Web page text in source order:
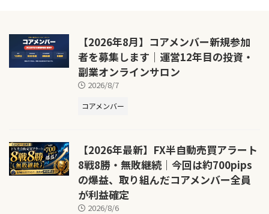
【2026年8月】コアメンバー新規参加
者を募集します｜運営12年目の投資・
副業オンラインサロン
2026/8/7
コアメンバー
【2026年最新】FX半自動売買アラート
8戦8勝・無敗継続｜今回は約700pips
の爆益、取り組んだコアメンバー全員
が利益確定
2026/8/6